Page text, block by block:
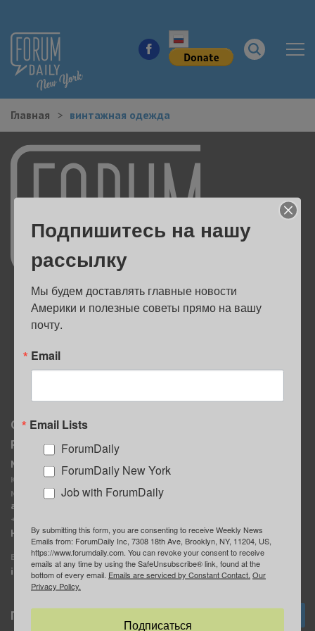
КУДА ПОЙТИ В ГОРОДЕ
ЗДОРОВЬЕ
РАБОТА И БИЗНЕС
ЖИЛЬЕ
ОБРАЗОВАНИЕ
Главная винтажная одежда
О нас
Реклама
MediaKit
Контактное лицо:
Марина Баранчук
ad@forumdaily.com
+1 347-604-1261
Наши рекламодатели
E-mail редакции:
info@forumdaily.com
Группа “ИЩУ СОВЕТА”
ForumDaily
Подписка
Подпишитесь на нашу
рассылку
Мы будем доставлять главные новости
Америки и полезные советы прямо на вашу
почту.
Email
Email Lists
ForumDaily
ForumDaily New York
Job with ForumDaily
By submitting this form, you are consenting to receive Weekly News
Emails from: ForumDaily Inc, 7308 18th Ave, Brooklyn, NY, 11204, US,
https://www.forumdaily.com. You can revoke your consent to receive
emails at any time by using the SafeUnsubscribe® link, found at the
bottom of every email. Emails are serviced by Constant Contact. Our
Privacy Policy.
Подписаться